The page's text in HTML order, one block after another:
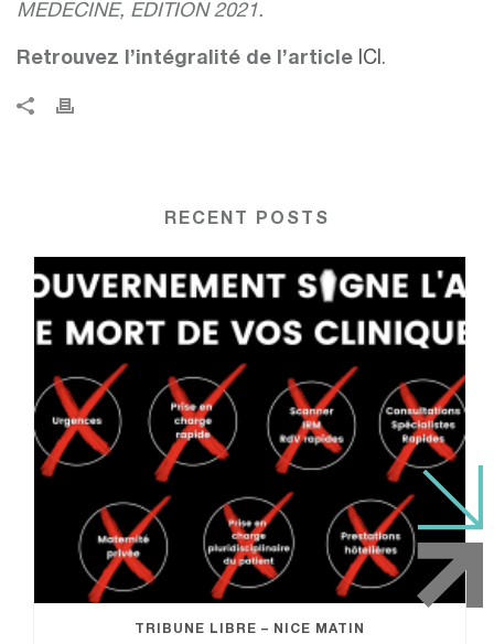
MEDECINE, EDITION 2021.
Retrouvez l’intégralité de l’article ICI.
RECENT POSTS
TRIBUNE LIBRE – NICE MATIN